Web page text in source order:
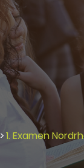
>1. Examen